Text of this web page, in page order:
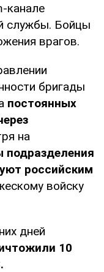
канале
службы. Бойцы
врагов.
бригады
постоянных
на
подразделения
российским
войску
дней
10